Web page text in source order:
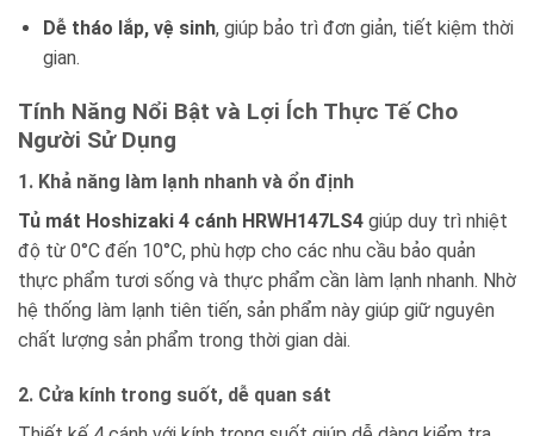
Dễ tháo lắp, vệ sinh, giúp bảo trì đơn giản, tiết kiệm thời
gian.
Tính Năng Nổi Bật và Lợi Ích Thực Tế Cho
Người Sử Dụng
1. Khả năng làm lạnh nhanh và ổn định
Tủ mát Hoshizaki 4 cánh HRWH147LS4 giúp duy trì nhiệt
độ từ 0°C đến 10°C, phù hợp cho các nhu cầu bảo quản
thực phẩm tươi sống và thực phẩm cần làm lạnh nhanh. Nhờ
hệ thống làm lạnh tiên tiến, sản phẩm này giúp giữ nguyên
chất lượng sản phẩm trong thời gian dài.
2. Cửa kính trong suốt, dễ quan sát